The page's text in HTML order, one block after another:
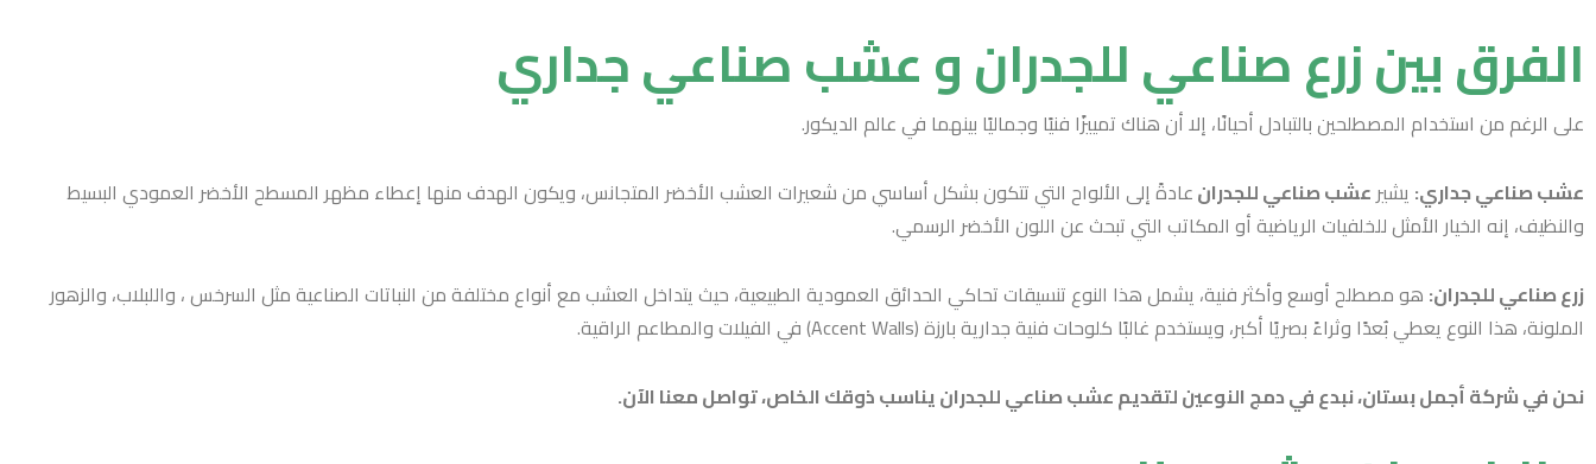
الفرق بين زرع صناعي للجدران و عشب صناعي جداري
على الرغم من استخدام المصطلحين بالتبادل أحيانًا، إلا أن هناك تمييزًا فنيًا وجماليًا بينهما في عالم الديكور.
عشب صناعي جداري: يشيرعشب صناعي للجدرانعادةً إلى الألواح التي تتكون بشكل أساسي من شعيرات العشب الأخضر المتجانس، ويكون الهدف منها إعطاء مظهر المسطح الأخضر العمودي البسيط
والنظيف، إنه الخيار الأمثل للخلفيات الرياضية أو المكاتب التي تبحث عن اللون الأخضر الرسمي.
زرع صناعي للجدران: هو مصطلح أوسع وأكثر فنية، يشمل هذا النوع تنسيقات تحاكي الحدائق العمودية الطبيعية، حيث يتداخل العشب مع أنواع مختلفة من النباتات الصناعية مثل السرخس ، واللبلاب، والزهور
الملونة، هذا النوع يعطي بُعدًا وثراءً بصريًا أكبر، ويستخدم غالبًا كلوحات فنية جدارية بارزة (Accent Walls) في الفيلات والمطاعم الراقية.
نحن في شركة أجمل بستان، نبدع في دمج النوعين لتقديم عشب صناعي للجدران يناسب ذوقك الخاص، تواصل معنا الآن.